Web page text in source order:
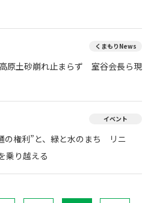
くまもりNews
原土砂崩れ止まらず 室谷会長ら現
イベント
権利”と、緑と水のまち リニ
乗り越える